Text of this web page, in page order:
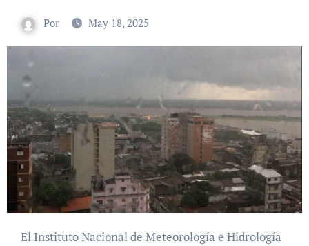
Por May 18, 2025
El Instituto Nacional de Meteorología e Hidrología